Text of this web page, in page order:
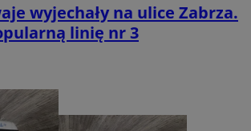
wyjechały na ulice Zabrza.
linię nr 3